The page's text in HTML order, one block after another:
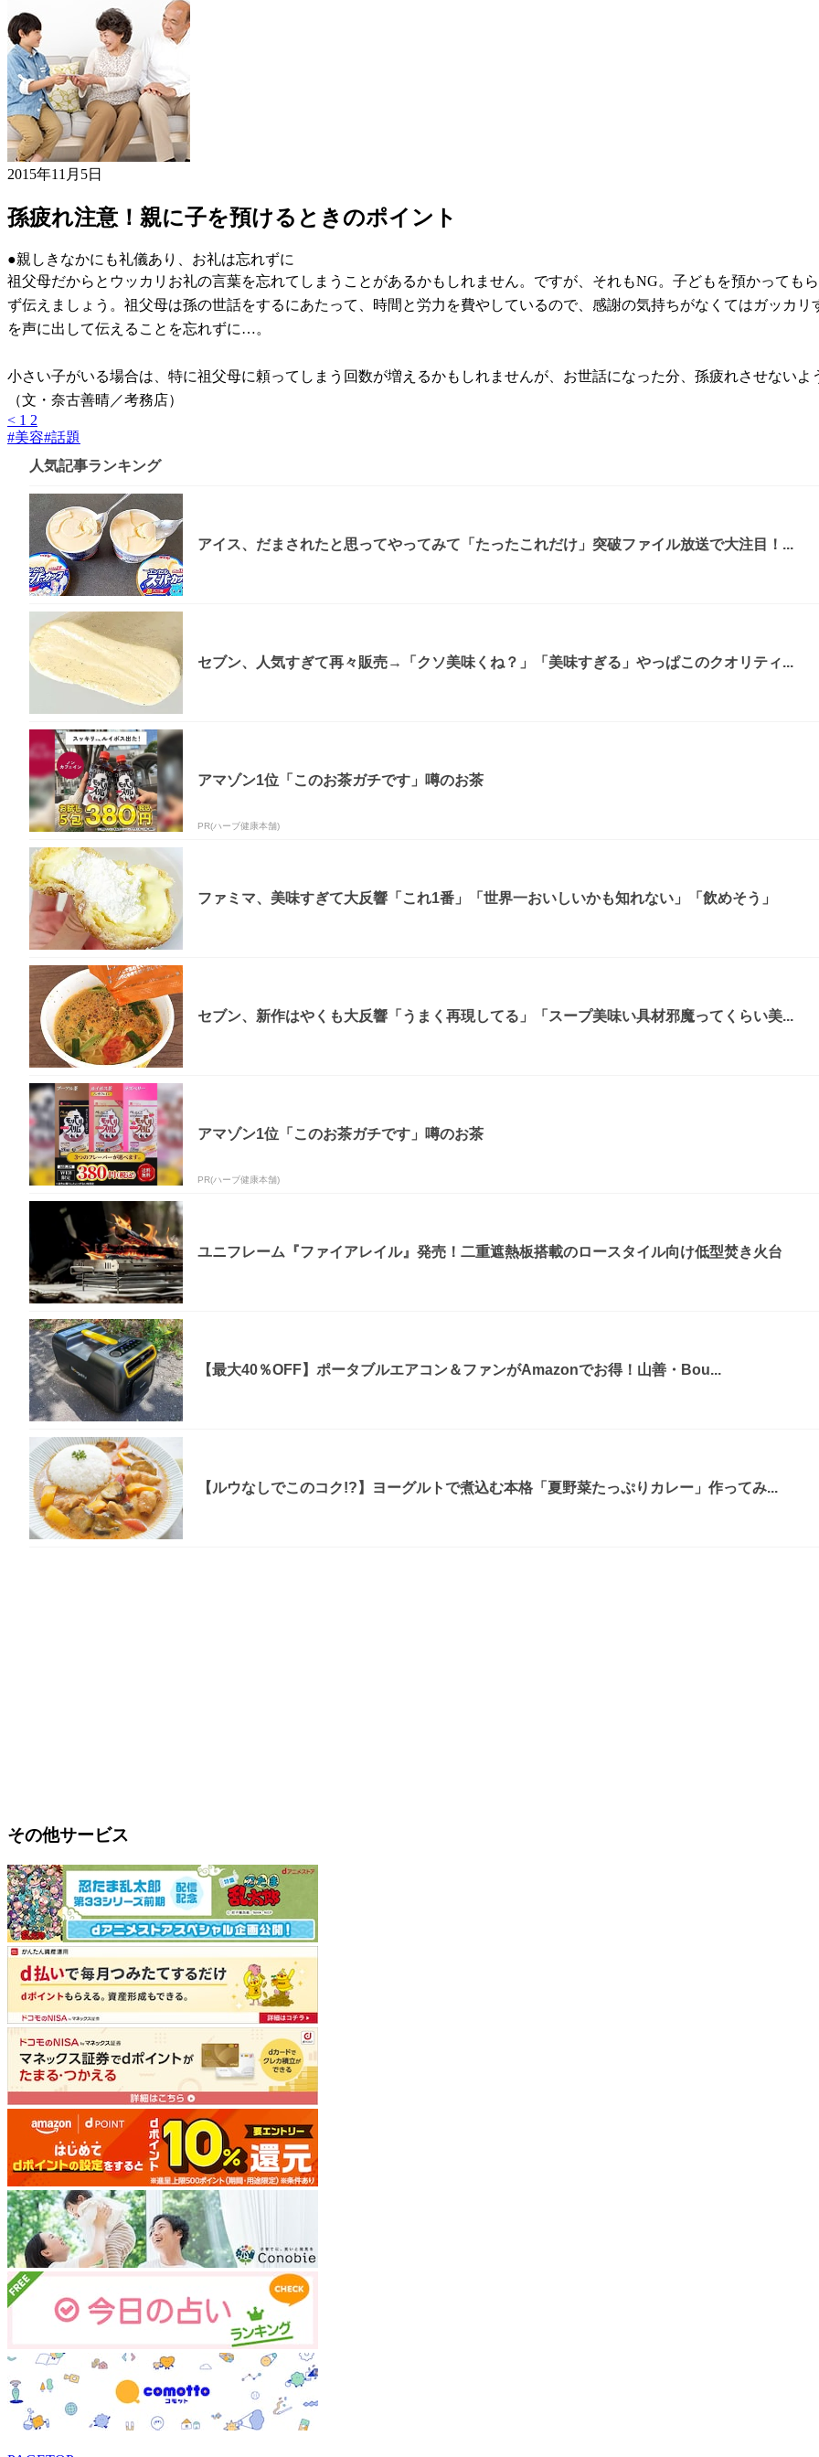
2015年11月5日
孫疲れ注意！親に子を預けるときのポイント
●親しきなかにも礼儀あり、お礼は忘れずに
祖父母だからとウッカリお礼の言葉を忘れてしまうことがあるかもしれません。ですが、それもNG。子どもを預かっても
ず伝えましょう。祖父母は孫の世話をするにあたって、時間と労力を費やしているので、感謝の気持ちがなくてはガッカ
を声に出して伝えることを忘れずに…。
小さい子がいる場合は、特に祖父母に頼ってしまう回数が増えるかもしれませんが、お世話になった分、孫疲れさせないよ
（文・奈古善晴／考務店）
< 1 2
#美容#話題
人気記事ランキング
アイス、だまされたと思ってやってみて「たったこれだけ」突破ファイル放送で大注目！...
セブン、人気すぎて再々販売→「クソ美味くね？」「美味すぎる」やっぱこのクオリティ...
アマゾン1位「このお茶ガチです」噂のお茶
PR(ハーブ健康本舗)
ファミマ、美味すぎて大反響「これ1番」「世界一おいしいかも知れない」「飲めそう」
セブン、新作はやくも大反響「うまく再現してる」「スープ美味い具材邪魔ってくらい美...
アマゾン1位「このお茶ガチです」噂のお茶
PR(ハーブ健康本舗)
ユニフレーム『ファイアレイル』発売！二重遮熱板搭載のロースタイル向け低型焚き火台
【最大40％OFF】ポータブルエアコン＆ファンがAmazonでお得！山善・Bou...
【ルウなしでこのコク!?】ヨーグルトで煮込む本格「夏野菜たっぷりカレー」作ってみ...
その他サービス